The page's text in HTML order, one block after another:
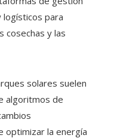
logísticos para
cosechas y las
solares suelen
algoritmos de
optimizar la energía